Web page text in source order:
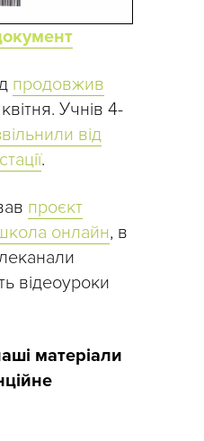
продовжив
Учнів 4-
від
.
проєкт
онлайн, в
відеоуроки
матеріали